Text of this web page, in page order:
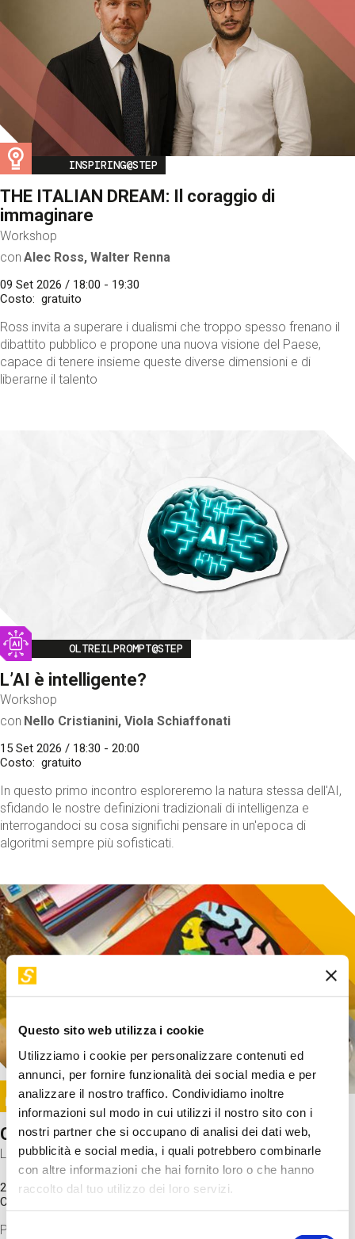
Questo sito web utilizza i cookie
Utilizziamo i cookie per personalizzare contenuti ed
annunci, per fornire funzionalità dei social media e per
analizzare il nostro traffico. Condividiamo inoltre
informazioni sul modo in cui utilizzi il nostro sito con i
nostri partner che si occupano di analisi dei dati web,
pubblicità e social media, i quali potrebbero combinarle
con altre informazioni che hai fornito loro o che hanno
raccolto dal tuo utilizzo dei loro servizi.
Selezione
Image
INSPIRING@STEP
THE ITALIAN DREAM: Il coraggio di
immaginare
Workshop
con Alec Ross, Walter Renna
09 Set 2026 / 18:00 - 19:30
Costo
gratuito
Ross invita a superare i dualismi che troppo spesso frenano il
dibattito pubblico e propone una nuova visione del Paese,
capace di tenere insieme queste diverse dimensioni e di
liberarne il talento
Image
OLTREILPROMPT@STEP
L’AI è intelligente?
Workshop
con Nello Cristianini, Viola Schiaffonati
15 Set 2026 / 18:30 - 20:00
Costo
gratuito
In questo primo incontro esploreremo la natura stessa dell'AI,
sfidando le nostre definizioni tradizionali di intelligenza e
interrogandoci su cosa significhi pensare in un'epoca di
algoritmi sempre più sofisticati.
Image
SUNDAY@STEP
Come funziona il cervello?
Laboratorio
20 Set 2026 / 11:15 - 13:00
Costo
Proveremo a costruire un cervello in cartoncino cercando di